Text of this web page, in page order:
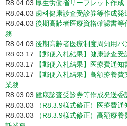
R8.04.03 厚生労働省リーフレット作成
R8.04.03 歯科健康診査受診券等作成発
R8.04.03 後期高齢者医療資格確認書
務
R8.04.03 後期高齢者医療制度周知用パ
R8.03.17
【郵便入札結果】健康診査
R8.03.17
【郵便入札結果】医療費通
R8.03.17
【郵便入札結果】高額療養
業務
R8.03.03 健康診査受診券等作成発送委
R8.03.03
（R8.3.9様式修正）医療費
R8.03.03
（R8.3.9様式修正）高額療